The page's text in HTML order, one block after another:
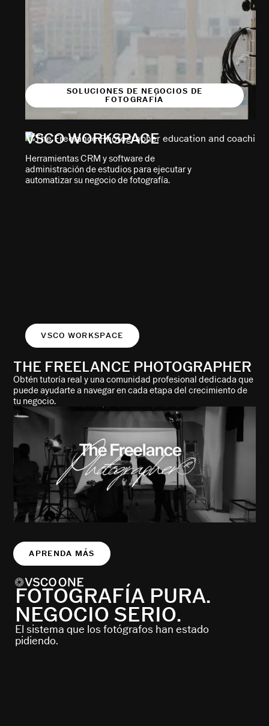
SOLUCIONES DE NEGOCIOS DE
FOTOGRAFÍA
VSCO WORKSPACE
Herramientas CRM y software de
administración de estudios para ejecutar y
automatizar su negocio de fotografía.
VSCO WORKSPACE
THE FREELANCE PHOTOGRAPHER
Obtén tutoría real y una comunidad profesional dedicada que
puede ayudarte a navegar en cada etapa del crecimiento de
tu negocio.
APRENDA MÁS
FOTOGRAFÍA PURA.
NEGOCIO SERIO.
El sistema que los fotógrafos han estado
pidiendo.